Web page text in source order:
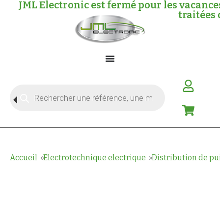
JML Electronic est fermé pour les
traitées
Accueil Electrotechnique electrique Distribution de